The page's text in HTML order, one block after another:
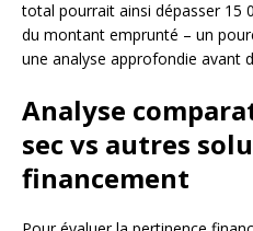
total pourrait ainsi dépasser 15
du montant emprunté – un
une analyse approfondie avant
Analyse
sec vs autres
financement